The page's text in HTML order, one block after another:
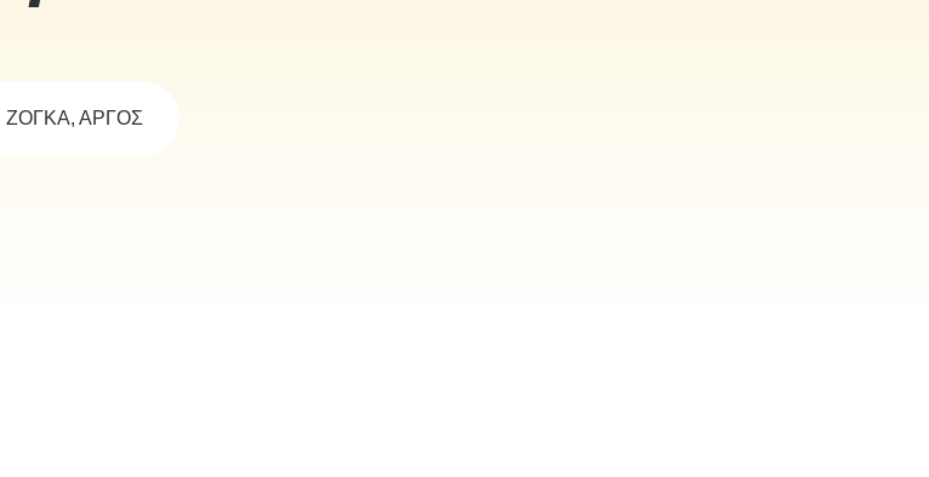
ΖΟΓΚΑ, ΑΡΓΟΣ